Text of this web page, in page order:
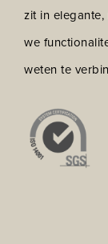
zit in
we
weten te